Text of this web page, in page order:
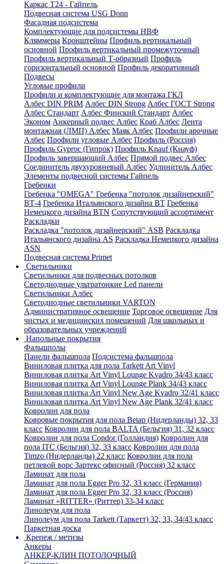
Каркас Т24 - Гайпель
Подвесная система USG Donn
Фасадная подсистема
Комплектующие для подсистемы НВФ
Кляммеры Кронштейны Профиль вертикальный
основной Профиль вертикальный промежуточный
Профиль вертикальный Т-образный Профиль
горизонтальный основной Профиль декоративный
Подвесы
Угловые профили
Профили и комплектующие для монтажа ГКЛ
Албес DIN PRIM Албес DIN Strong Албес ГОСТ Strong
Албес Стандарт Албес Финский Стандарт Албес
Эконом Анкерный подвес Албес Краб Албес Лента
монтажная (ЛМП) Албес Маяк Албес Профили арочные
Албес Профили угловые Албес Профиль (Россия)
Профиль Gyproc (Гипрок) Профиль Knauf (Кнауф)
Профиль завершающий Албес Прямой подвес Албес
Соединитель двухуровневый Албес Удлинитель Албес
Элементы подвесной системы Гайпель
Гребенки
Гребенка "OMEGA" Гребенка "потолок дизайнерский"
ВТ-4 Гребенка Итальянского дизайна BT Гребенка
Немецкого дизайна ВТN Сопутствующий ассортимент
Раскладки
Раскладка "потолок дизайнерский" ASB Раскладка
Итальянского дизайна AS Раскладка Немецкого дизайна
АSN
Подвесная система Primet
Светильники
Светильники для подвесных потолков
Светодиодные ультратонкие Led панели
Светильники Албес
Светодиодные светильники VARTON
Административное освещение Торговое освещение Для
чистых и медицинских помещений Для школьных и
образовательных учреждений
Напольные покрытия
Фальшполы
Панели фальшпола Подсистема фальшпола
Виниловая плитка для пола Tarkett Art Vinyl
Виниловая плитка Art Vinyl Lounge Kvadro 34/43 класс
Виниловая плитка Art Vinyl Lounge Plank 34/43 класс
Виниловая плитка Art Vinyl New Age Kvadro 32/41 класс
Виниловая плитка Art Vinyl New Age Plank 32/41 класс
Ковролин для пола
Ковровые покрытия для пола Betap (Нидерланды) 32, 33
класс Ковролин для пола BALTA (Бельгия) 31, 32 класс
Ковролин для пола Condor (Голландия) Ковролин для
пола ITC (Бельгия) 32, 33 класс Ковролин для пола
Timzo (Нидерланды) 22 класс Ковролин для пола
петлевой ворс Зартекс офисный (Россия) 32 класс
Ламинат для пола
Ламинат для пола Egger Pro 32, 33 класс (Германия)
Ламинат для пола Egger Pro 32, 33 класс (Россия)
Ламинат «RITTER» (Риттер) 33-34 класс
Линолеум для пола
Линолеум для пола Tarkett (Таркетт) 32, 33, 34/43 класс
Паркетная доска
Крепеж / метизы
Анкеры
АНКЕР-КЛИН ПОТОЛОЧНЫЙ